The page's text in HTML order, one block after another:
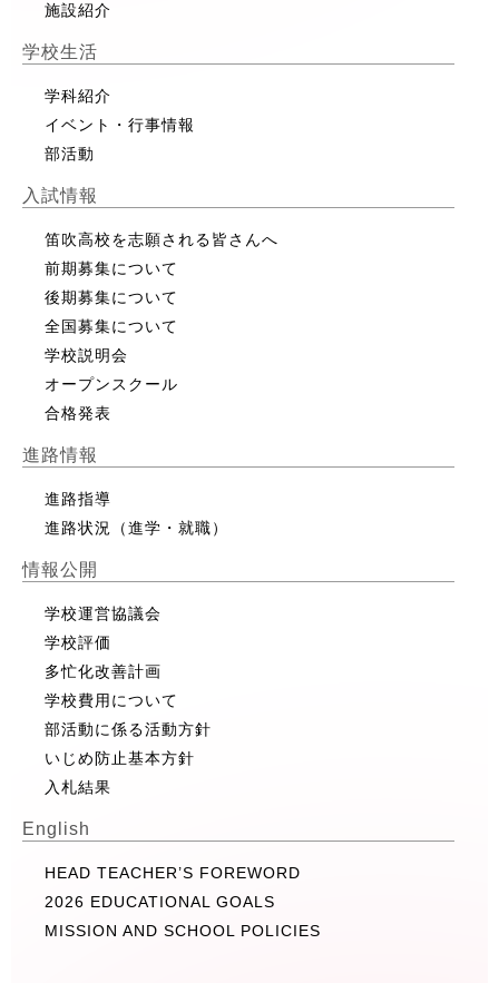
施設紹介
学校生活
学科紹介
イベント・行事情報
部活動
入試情報
笛吹高校を志願される皆さんへ
前期募集について
後期募集について
全国募集について
学校説明会
オープンスクール
合格発表
進路情報
進路指導
進路状況（進学・就職）
情報公開
学校運営協議会
学校評価
多忙化改善計画
学校費用について
部活動に係る活動方針
いじめ防止基本方針
入札結果
English
HEAD TEACHER’S FOREWORD
2026 EDUCATIONAL GOALS
MISSION AND SCHOOL POLICIES